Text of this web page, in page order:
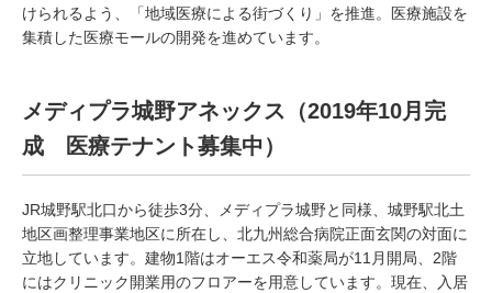
けられるよう、「地域医療による街づくり」を推進。医療施設を
集積した医療モールの開発を進めています。
メディプラ城野アネックス（2019年10月完
成 医療テナント募集中）
JR城野駅北口から徒歩3分、メディプラ城野と同様、城野駅北土
地区画整理事業地区に所在し、北九州総合病院正面玄関の対面に
立地しています。建物1階はオーエス令和薬局が11月開局、2階
にはクリニック開業用のフロアーを用意しています。現在、入居